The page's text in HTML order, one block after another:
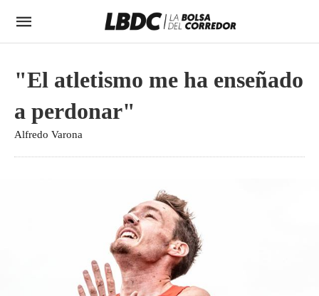
"El atletismo me ha enseñado
a perdonar"
Alfredo Varona